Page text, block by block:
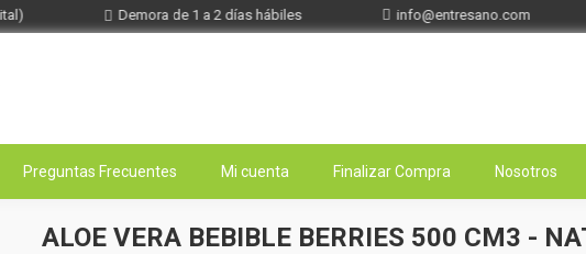
Demora de 1 a 2 días hábiles info@entresano.com
Preguntas Frecuentes Mi cuenta Finalizar Compra Nosotros
ALOE VERA BEBIBLE BERRIES 500 CM3 -